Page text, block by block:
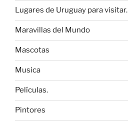
Lugares de Uruguay para visitar.
Maravillas del Mundo
Mascotas
Musica
Películas.
Pintores